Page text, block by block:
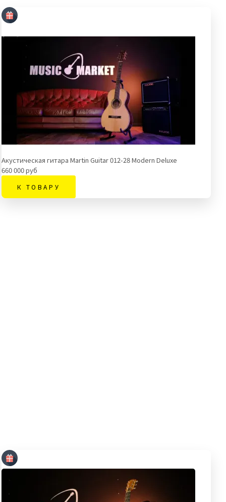
Акустическая гитара Martin Guitar 012-28 Modern Deluxe
660 000 руб
К ТОВАРУ